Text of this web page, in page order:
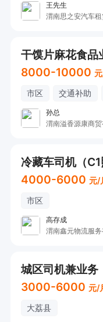
王先生
渭南思之安汽车
8000-10000
市区 交通补助
孙总
渭南溢香源康商贸
冷藏车司机（
4000-6000 元/
市区
高存成
渭南鑫元物流服务
城区司机兼业务
3000-6000 元/
大荔县